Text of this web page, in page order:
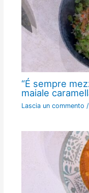
“É sempre
maiale
Lascia un commento /